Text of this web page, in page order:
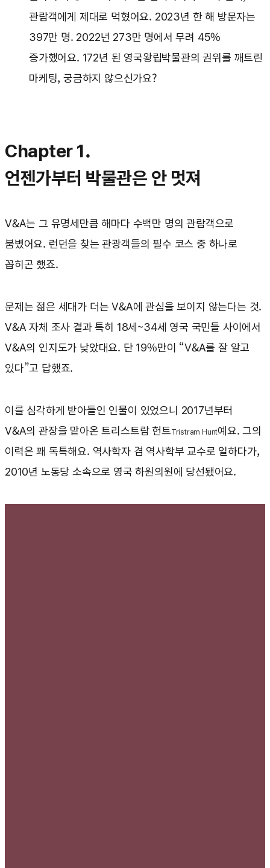
관람객에게 제대로 먹혔어요. 2023년 한 해 방문자는
397만 명. 2022년 273만 명에서 무려 45%
증가했어요. 172년 된 영국왕립박물관의 권위를 깨트린
마케팅, 궁금하지 않으신가요?
Chapter 1.
언젠가부터 박물관은 안 멋져
V&A는 그 유명세만큼 해마다 수백만 명의 관람객으로
붐볐어요. 런던을 찾는 관광객들의 필수 코스 중 하나로
꼽히곤 했죠.
문제는 젊은 세대가 더는 V&A에 관심을 보이지 않는다는 것.
V&A 자체 조사 결과 특히 18세~34세 영국 국민들 사이에서
V&A의 인지도가 낮았대요. 단 19%만이 “V&A를 잘 알고
있다”고 답했죠.
이를 심각하게 받아들인 인물이 있었으니 2017년부터
V&A의 관장을 맡아온 트리스트람 헌트Tristram Hunt예요. 그의
이력은 꽤 독특해요. 역사학자 겸 역사학부 교수로 일하다가,
2010년 노동당 소속으로 영국 하원의원에 당선됐어요.